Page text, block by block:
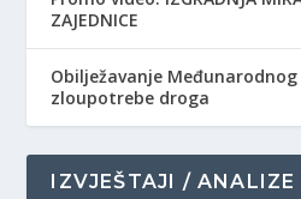
ZAJEDNICE
Obilježavanje
zloupotrebe droga
IZVJEŠTAJI / ANALIZE